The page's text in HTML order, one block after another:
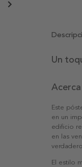
Un
Este
en un
edificio
en las
El estilo